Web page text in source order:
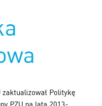
Politykę